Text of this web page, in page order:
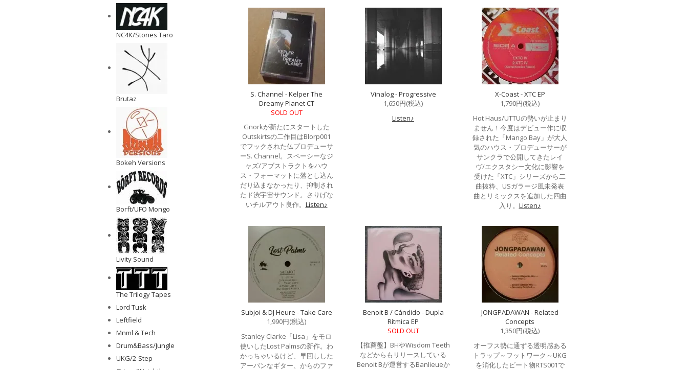
S. Channel - Kelper The
Dreamy Planet CT
SOLD OUT
Gnorkが新たにスタートした
Outskirtsの二作目はBlorp001
でフックされた仏プロデューサ
ーS. Channel。スペーシーなジ
ャズ/アブストラクトをハウ
ス・フォーマットに落とし込ん
だり込まなかったり、抑制され
たド渋宇宙サウンド。さりげな
いチルアウト良作。 Listen♪
Vinalog - Progressive
1,650円(税込)
Listen♪
X-Coast - XTC EP
1,790円(税込)
Hot Haus/UTTUの勢いが止まり
ません！今度はデビュー作に収
録された「Mango Bay」が大人
気のハウス・プロデューサーが
サンクラで公開してきたレイ
ヴ/エクスタシー文化に影響を
受けた「XTC」シリーズから二
曲抜粋、USガラージ風未発表
曲とリミックスを追加した四曲
入り。 Listen♪
Subjoi & DJ Heure - Take Care
1,990円(税込)
Stanley Clarke「Lisa」をモロ
使いしたLost Palmsの新作。わ
かっちゃいるけど、早回しした
アーバンなギター、からのファ
Benoit B / Cándido - Dupla
Rítmica EP
SOLD OUT
【推薦盤】BHやWisdom Teeth
などからもリリースしている
Benoit Bが運営するBanlieueか
JONGPADAWAN - Related
Concepts
1,350円(税込)
オーフス勢に通ずる透明感ある
トラップ～フットワーク～UKG
を消化したビート物RTS001で
NC4K/Stones Taro
Brutaz
Bokeh Versions
Borft/UFO Mongo
Livity Sound
The Trilogy Tapes
Lord Tusk
Leftfield
Mnml & Tech
Drum&Bass/Jungle
UKG/2-Step